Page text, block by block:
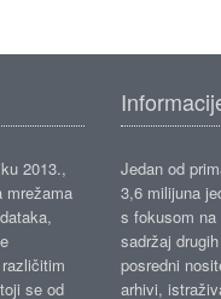
2013.,
mrežama
se od
Jedan od
3,6 milijuna
s fokusom
sadržaj
posredni
arhivi,